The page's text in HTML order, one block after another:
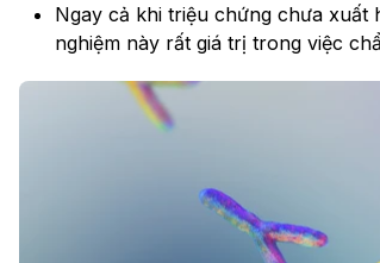
Ngay cả khi triệu chứng chưa xuất
nghiệm này rất giá trị trong việc